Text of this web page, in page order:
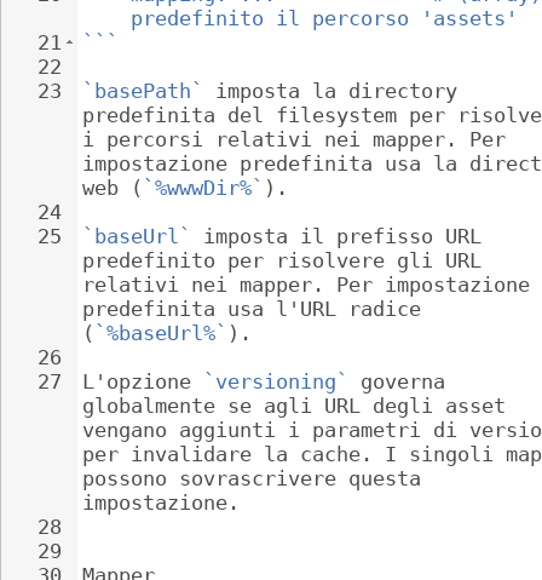
21
22
23
24
25
26
27
28
29
30
predefinito il percorso 'assets'
```
`basePath`
imposta la directory
predefinita del filesystem per
i percorsi relativi nei mapper. Per
impostazione predefinita usa la
web ( `%wwwDir%` ).
`baseUrl`
imposta il prefisso URL
predefinito per risolvere gli URL
relativi nei mapper. Per impostazione
predefinita usa l'URL radice
( `%baseUrl%` ).
L'opzione
`versioning`
governa
globalmente se agli URL degli asset
vengano aggiunti i parametri di
per invalidare la cache. I singoli
possono sovrascrivere questa
impostazione.
Mapper